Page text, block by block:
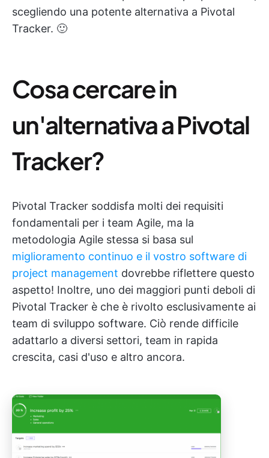
scegliendo una potente alternativa a Pivotal
Tracker. 🙂
Cosa cercare in
un'alternativa a Pivotal
Tracker?
Pivotal Tracker soddisfa molti dei requisiti
fondamentali per i team Agile, ma la
metodologia Agile stessa si basa sul
miglioramento continuo e il vostro software di
project management dovrebbe riflettere questo
aspetto! Inoltre, uno dei maggiori punti deboli di
Pivotal Tracker è che è rivolto esclusivamente ai
team di sviluppo software. Ciò rende difficile
adattarlo a diversi settori, team in rapida
crescita, casi d'uso e altro ancora.